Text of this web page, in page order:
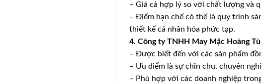
– Giá cả hợp lý so với chất lượng và
– Điểm hạn chế có thể là quy trình
thiết kế cá nhân hóa phức tạp.
4. Công ty TNHH May Mặc Hoàng
– Được biết đến với các sản phẩm
– Ưu điểm là sự chỉn chu, chuyên
– Phù hợp với các doanh nghiệp